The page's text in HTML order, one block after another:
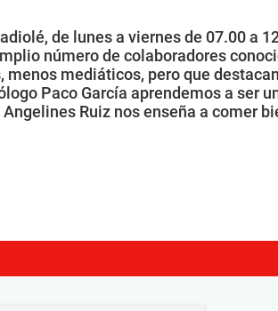
de lunes a viernes de 07.00 a
número de colaboradores
menos mediáticos, pero que
Paco García aprendemos a ser
Ruiz nos enseña a comer